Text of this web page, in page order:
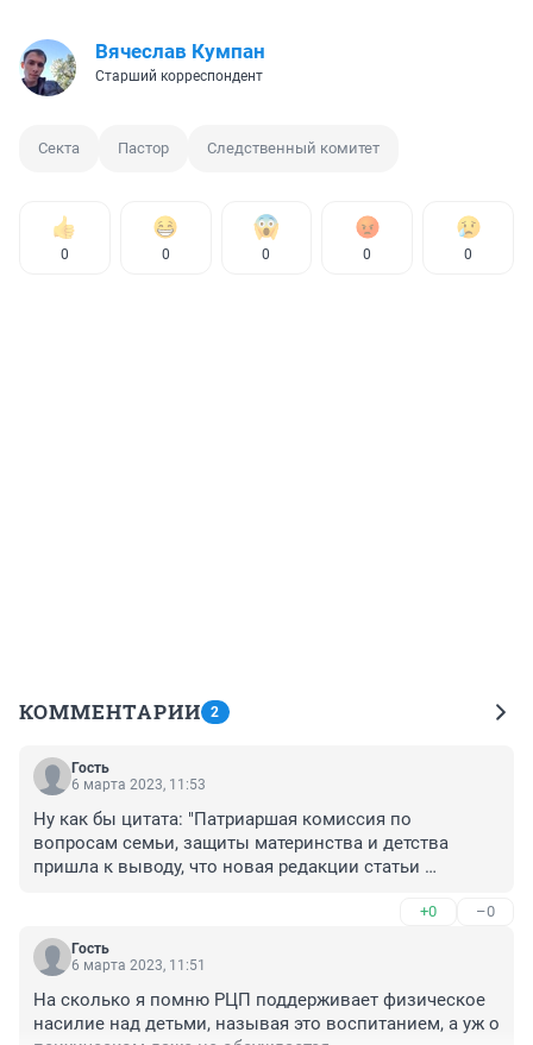
Вячеслав Кумпан
Старший корреспондент
Секта Пастор Следственный комитет
0 0 0 0 0
КОММЕНТАРИИ 2
Гость
6 марта 2023, 11:53
Ну как бы цитата: "Патриаршая комиссия по
вопросам семьи, защиты материнства и детства
пришла к выводу, что новая редакции статьи
+0 –0
Гость
6 марта 2023, 11:51
На сколько я помню РЦП поддерживает физическое
насилие над детьми, называя это воспитанием, а уж о